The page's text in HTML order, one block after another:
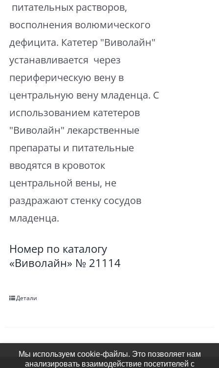
питательных растворов,
восполнения волюмического
дефицита. Катетер "Виволайн"
устанавливается через
периферическую вену в
центральную вену младенца. С
использованием катетеров
"Виволайн" лекарственные
препараты и питательные
вводятся в кровоток
центральной вены, не
раздражают стенку сосудов
младенца.
Номер по каталогу
«Виволайн» № 21114
Детали
Мы используем cookie-файлы. Это позволяет нам
анализировать взаимодействие посетителей с